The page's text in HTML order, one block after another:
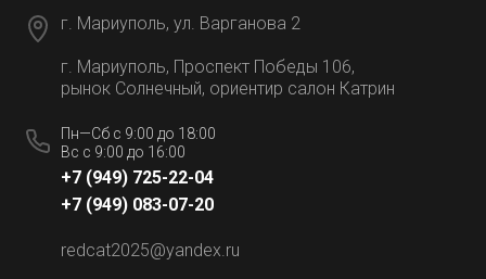
г. Мариуполь, ул. Варганова 2
г. Мариуполь, Проспект Победы 106,
рынок Солнечный, ориентир салон Катрин
Пн—Сб с 9:00 до 18:00
Вс с 9:00 до 16:00
+7 (949) 725-22-04
+7 (949) 083-07-20
redcat2025@yandex.ru